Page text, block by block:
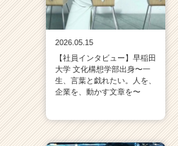
2026.05.15
【社員インタビュー】早稲田
大学 文化構想学部出身〜一
生、言葉と戯れたい。人を、
企業を、動かす文章を〜